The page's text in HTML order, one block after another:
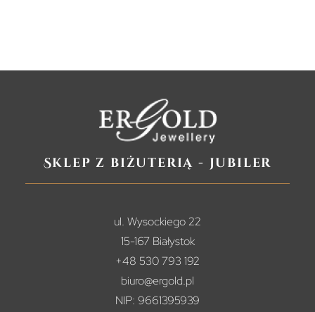
Sklep z biżuterią - jubiler
ul. Wysockiego 22
15-167 Białystok
+48 530 793 192
biuro@ergold.pl
NIP: 9661395939